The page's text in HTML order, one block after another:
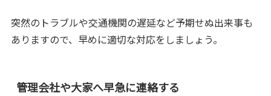
突然のトラブルや交通機関の遅延など予期せぬ出来事も
ありますので、早めに適切な対応をしましょう。
管理会社や大家へ早急に連絡する